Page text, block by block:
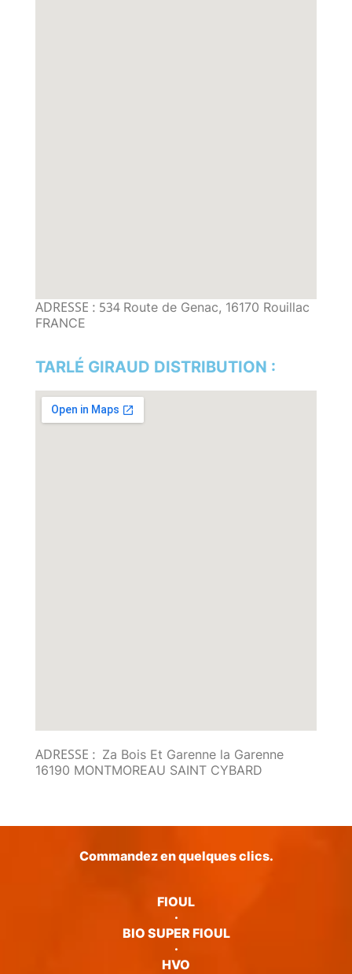
ADRESSE : 534 Route de Genac, 16170 Rouillac
FRANCE
TARLÉ GIRAUD DISTRIBUTION :
ADRESSE : Za Bois Et Garenne la Garenne
16190 MONTMOREAU SAINT CYBARD
Commandez en quelques clics.
FIOUL
·
BIO SUPER FIOUL
·
HVO